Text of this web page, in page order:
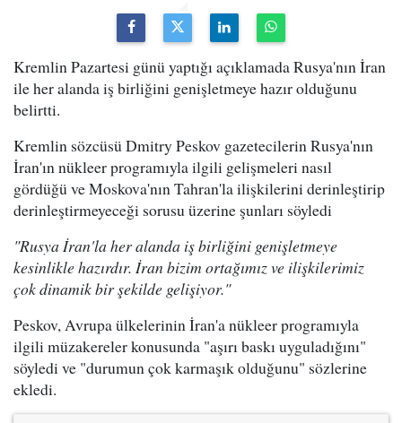
Kremlin Pazartesi günü yaptığı açıklamada Rusya'nın İran
ile her alanda iş birliğini genişletmeye hazır olduğunu
belirtti.
Kremlin sözcüsü Dmitry Peskov gazetecilerin Rusya'nın
İran'ın nükleer programıyla ilgili gelişmeleri nasıl
gördüğü ve Moskova'nın Tahran'la ilişkilerini derinleştirip
derinleştirmeyeceği sorusu üzerine şunları söyledi
"Rusya İran'la her alanda iş birliğini genişletmeye
kesinlikle hazırdır. İran bizim ortağımız ve ilişkilerimiz
çok dinamik bir şekilde gelişiyor."
Peskov, Avrupa ülkelerinin İran'a nükleer programıyla
ilgili müzakereler konusunda "aşırı baskı uyguladığını"
söyledi ve "durumun çok karmaşık olduğunu" sözlerine
ekledi.